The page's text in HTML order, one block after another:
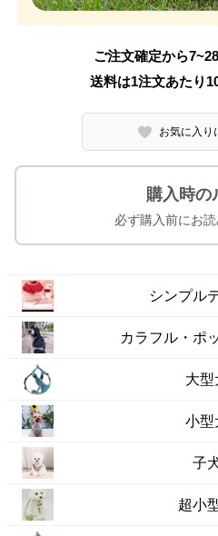
ご注文確定から
送料は1注文あたり
お気に入り
購入時の
必ず購入前にお読
シンプル
カラフル・ポ
大型
小型
子
超小